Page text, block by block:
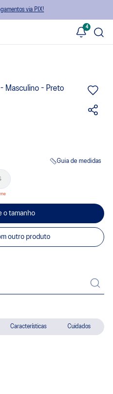
via PIX!
4
Características Cuidados
Masculino - Preto
Guia de medidas
o tamanho
outro produto